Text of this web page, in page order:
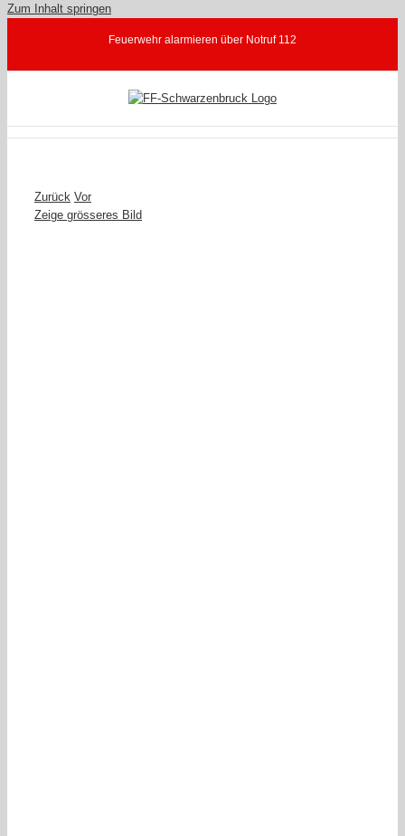
Zum Inhalt springen
Feuerwehr alarmieren über Notruf 112
Zurück Vor
Zeige grösseres Bild